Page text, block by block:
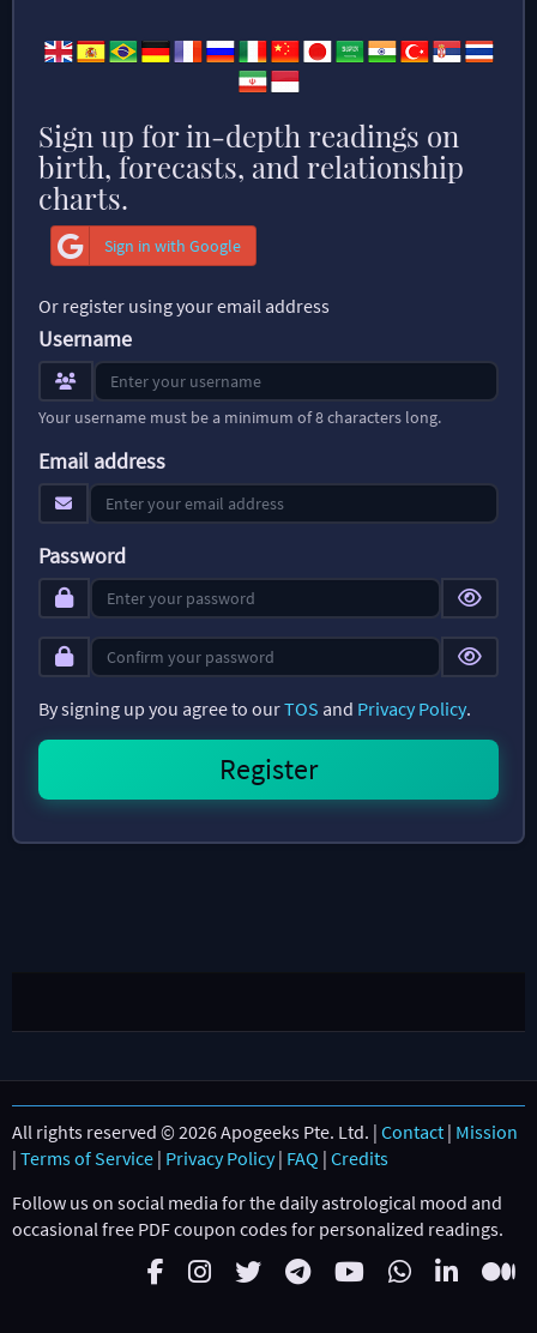
Sign up for in-depth readings on
birth, forecasts, and relationship
charts.
Sign in with Google
Or register using your email address
Username
Your username must be a minimum of 8 characters long.
Email address
Password
By signing up you agree to ourTOS and Privacy Policy.
All rights reserved © 2026 Apogeeks Pte. Ltd. | Contact | Mission
| Terms of Service | Privacy Policy| FAQ | Credits
Follow us on social media for the daily astrological mood and
occasional free PDF coupon codes for personalized readings.